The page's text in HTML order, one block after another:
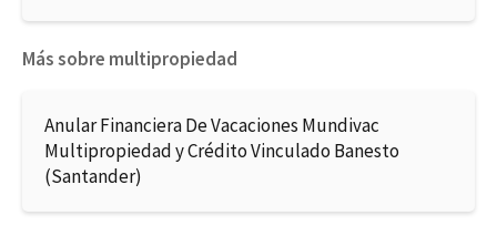
Más sobre multipropiedad
Anular Financiera De Vacaciones Mundivac
Multipropiedad y Crédito Vinculado Banesto
(Santander)